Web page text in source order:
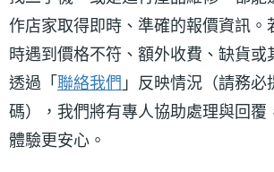
作店家取得即時、準確的報價資訊。
時遇到價格不符、額外收費、缺貨或
透過「 聯絡我們 」反映情況（請務
碼），我們將有專人協助處理與回覆
體驗更安心。